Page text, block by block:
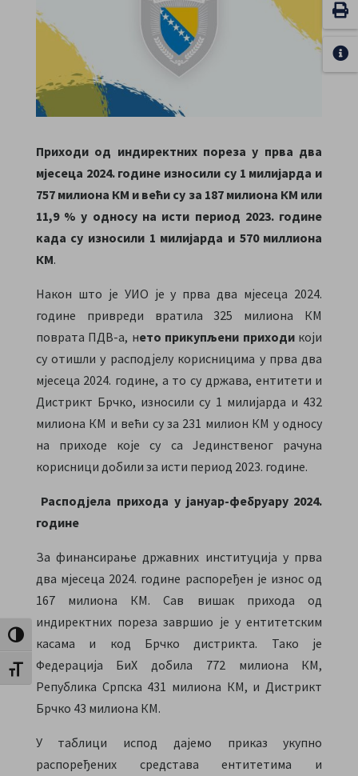
Toggle High Contrast
Toggle Font size
Приходи од индиректних пореза у прва два
мјесеца 2024. године износили су 1 милијарда и
757 милиона КМ и већи су за 187 милиона КМ или
11,9 % у односу на исти период 2023. године
када су износили 1 милијарда и 570 миллиона
КМ.
Након што је УИО је у прва два мјесеца 2024.
године привреди вратила 325 милиона КМ
поврата ПДВ-а, нето прикупљени приходикоји
су отишли у расподјелу корисницима у прва два
мјесеца 2024. године, а то су држава, ентитети и
Дистрикт Брчко, износили су 1 милијарда и 432
милиона КМ и већи су за 231 милион КМ у односу
на приходе које су са Јединственог рачуна
корисници добили за исти период 2023. године.
Расподјела прихода у јануар-фебруару 2024.
године
За финансирање државних институција у прва
два мјесеца 2024. године распоређен је износ од
167 милиона КМ. Сав вишак прихода од
индиректних пореза завршио је у ентитетским
касама и код Брчко дистрикта. Тако је
Федерација БиХ добила 772 милиона КМ,
Република Српска 431 милиона КМ, и Дистрикт
Брчко 43 милиона КМ.
У таблици испод дајемо приказ укупно
распоређених средстава ентитетима и